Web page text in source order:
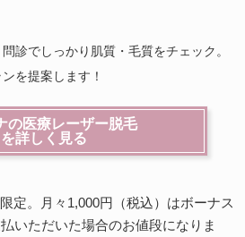
診でしっかり肌質・毛質をチェック。
を提案します！
の医療レーザー脱毛
を詳しく見る
定。月々1,000円（税込）はボーナス
いただいた場合のお値段になりま